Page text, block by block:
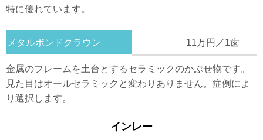
特に優れています。
メタルボンドクラウン 11万円／1歯
金属のフレームを土台とするセラミックのかぶせ物です。
見た目はオールセラミックと変わりありません。症例によ
り選択します。
インレー